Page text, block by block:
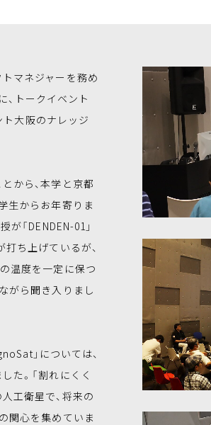
マネジャーを務め
、トークイベント
ト大阪のナレッジ
から、本学と京都
生からお年寄りま
「DENDEN-01」
ち上げているが、
温度を一定に保つ
がら聞き入りまし
」については、
た。「割れにくく
工衛星で、将来の
関心を集めていま